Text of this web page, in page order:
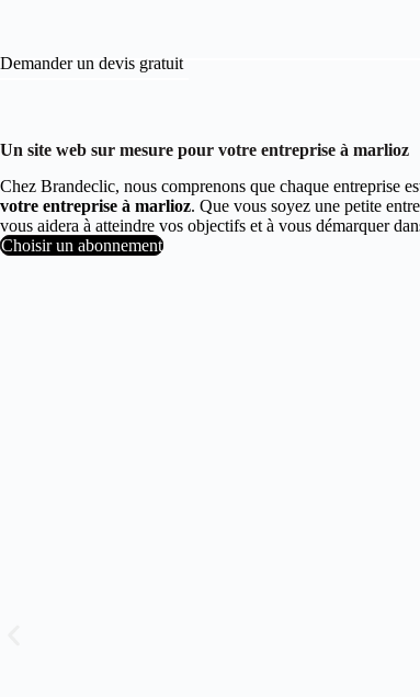
Demander un devis gratuit
Un site web sur mesure pour votre entreprise à marlioz
Chez Brandeclic, nous comprenons que chaque entreprise
votre entreprise à marlioz. Que vous soyez une petite
vous aidera à atteindre vos objectifs et à vous démarquer
Choisir un abonnement